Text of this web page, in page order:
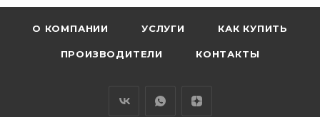
О КОМПАНИИ УСЛУГИ КАК КУПИТЬ
ПРОИЗВОДИТЕЛИ КОНТАКТЫ